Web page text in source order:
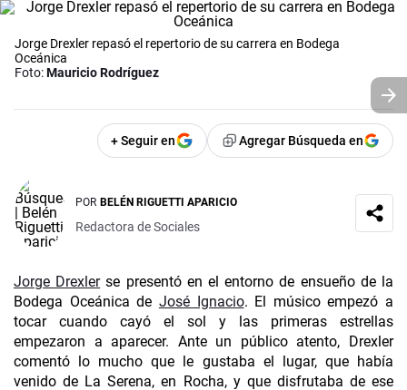
Jorge Drexler repasó el repertorio de su carrera en Bodega
Oceánica
Foto:Mauricio Rodríguez
+ Seguir en Agregar Búsqueda en
POR BELÉN RIGUETTI APARICIO
Redactora de Sociales
Jorge Drexlerse presentó en el entorno de ensueño de la
Bodega Oceánica de José Ignacio. El músico empezó a
tocar cuando cayó el sol y las primeras estrellas
empezaron a aparecer. Ante un público atento, Drexler
comentó lo mucho que le gustaba el lugar, que había
venido de La Serena, en Rocha, y que disfrutaba de ese